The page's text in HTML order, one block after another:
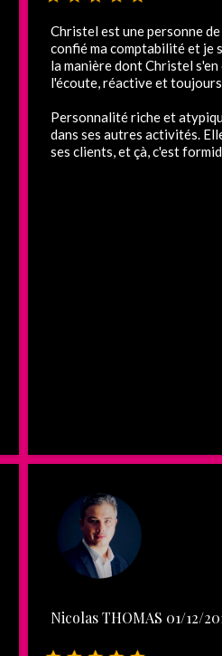
Christel est une personne
confié ma comptabilité et je
la manière dont Christel
l'écoute, réactive et
Personnalité riche et
dans ses autres activités.
ses clients, et çà, c'est
Nicolas THOMAS 01/12/